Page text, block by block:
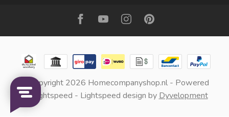
© Copyright 2026 Homecompanyshop.nl - Powered
byLightspeed - Lightspeed design by Dyvelopment